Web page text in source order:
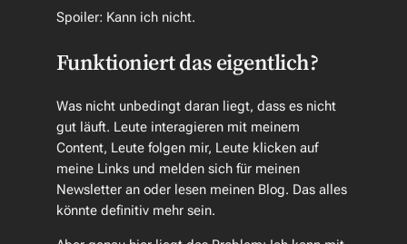
Spoiler: Kann ich nicht.
Funktioniert das eigentlich?
Was nicht unbedingt daran liegt, dass es nicht
gut läuft. Leute interagieren mit meinem
Content, Leute folgen mir, Leute klicken auf
meine Links und melden sich für meinen
Newsletter an oder lesen meinen Blog. Das alles
könnte definitiv mehr sein.